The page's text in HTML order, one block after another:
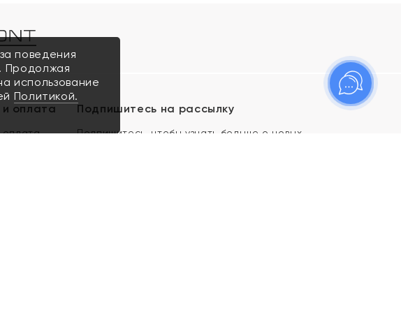
оплата
оплата
Подпишитесь на рассылку
Подпишитесь, чтобы узнать больше о новых
поведения
Продолжая
использование
Политикой.